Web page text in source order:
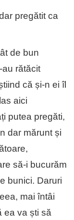
pregătit ca
de bun
au rătăcit
că și-n ei îl
aici
putea pregăti,
dar mărunt și
să-i bucurăm
bunici. Daruri
mai întâi
ea va ști să